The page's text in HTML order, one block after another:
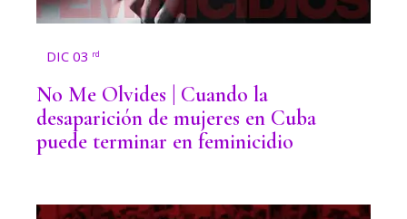
DIC 03 rd
No Me Olvides | Cuando la
desaparición de mujeres en Cuba
puede terminar en feminicidio